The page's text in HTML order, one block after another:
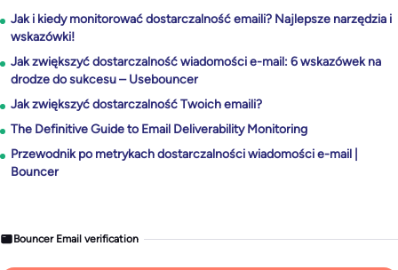
Jak i kiedy monitorować dostarczalność emaili? Najlepsze narzędzia i
wskazówki!
Jak zwiększyć dostarczalność wiadomości e-mail: 6 wskazówek na
drodze do sukcesu – Usebouncer
Jak zwiększyć dostarczalność Twoich emaili?
The Definitive Guide to Email Deliverability Monitoring
Przewodnik po metrykach dostarczalności wiadomości e-mail |
Bouncer
Bouncer Email verification